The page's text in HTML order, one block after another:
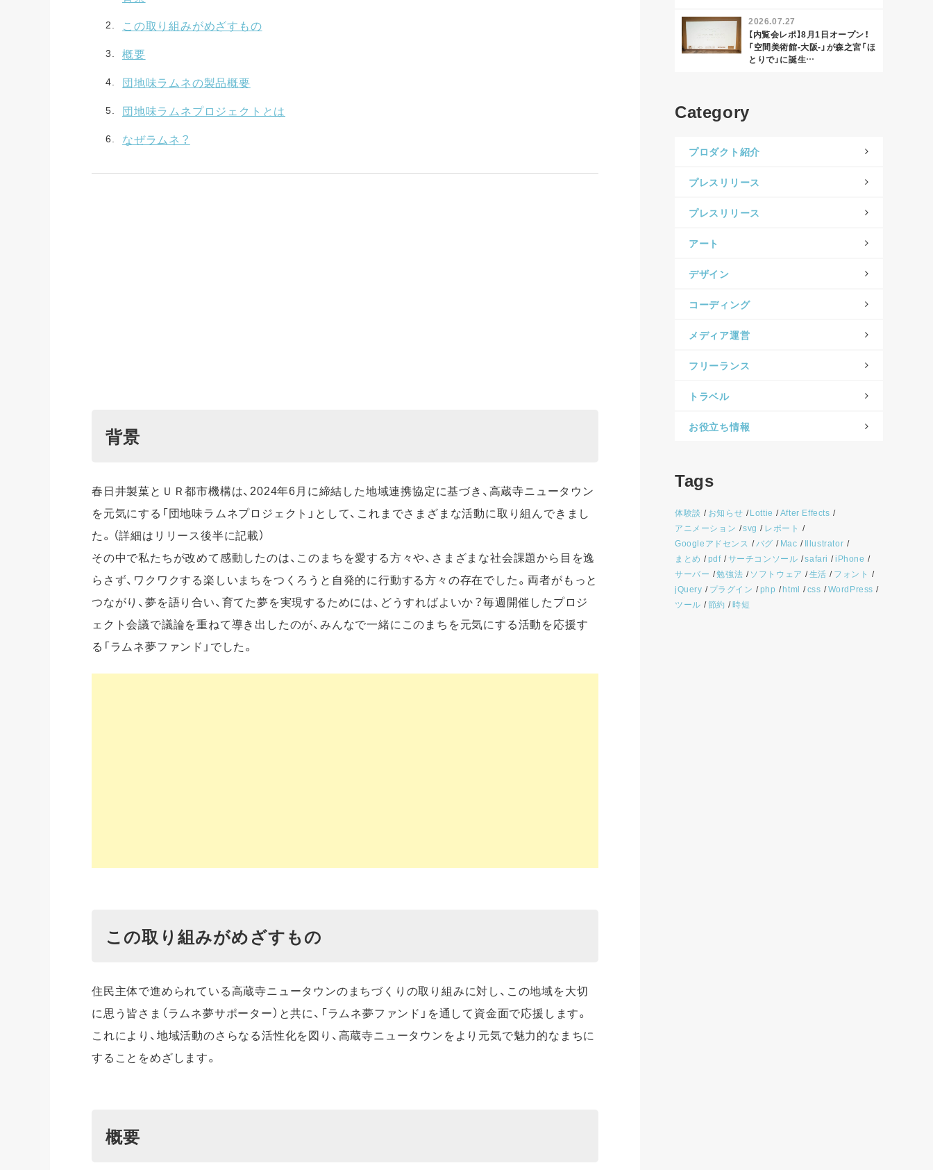
この取り組みがめざすもの
概要
団地味ラムネの製品概要
団地味ラムネプロジェクトとは
なぜラムネ？
背景
春日井製菓とＵＲ都市機構は、2024年6月に締結した地域連携協定に基づき、高蔵寺ニュータウン
を元気にする「団地味ラムネプロジェクト」として、これまでさまざまな活動に取り組んできまし
た。（詳細はリリース後半に記載）
その中で私たちが改めて感動したのは、このまちを愛する方々や、さまざまな社会課題から目を逸
らさず、ワクワクする楽しいまちをつくろうと自発的に行動する方々の存在でした。両者がもっと
つながり、夢を語り合い、育てた夢を実現するためには、どうすればよいか？毎週開催したプロジ
ェクト会議で議論を重ねて導き出したのが、みんなで一緒にこのまちを元気にする活動を応援す
る「ラムネ夢ファンド」でした。
この取り組みがめざすもの
住民主体で進められている高蔵寺ニュータウンのまちづくりの取り組みに対し、この地域を大切
に思う皆さま（ラムネ夢サポーター）と共に、「ラムネ夢ファンド」を通して資金面で応援します。
これにより、地域活動のさらなる活性化を図り、高蔵寺ニュータウンをより元気で魅力的なまちに
することをめざします。
概要
2026.07.27
【内覧会レポ】8月1日オープン！
「空間美術館-大阪-」が森之宮「ほ
とりで」に誕生…
Category
プロダクト紹介
プレスリリース
プレスリリース
アート
デザイン
コーディング
メディア運営
フリーランス
トラベル
お役立ち情報
Tags
体験談 お知らせ Lottie
After Effects
アニメーション
svg
レポート
Googleアドセンス
バグ Mac
Illustrator
まとめ
pdf サーチコンソール safari
iPhone
サーバー
勉強法 ソフトウェア 生活
フォント
jQuery
プラグイン php html css
WordPress
ツール
節約 時短